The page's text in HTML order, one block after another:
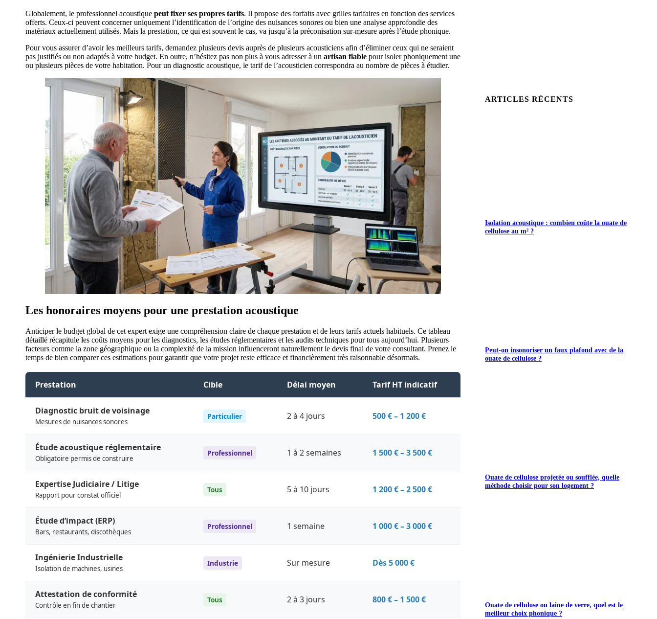
Globalement, le professionnel acoustique peut fixer ses propres tarifs. Il propose des forfaits avec grilles tarifaires en fonction des services
offerts. Ceux-ci peuvent concerner uniquement l’identification de l’origine des nuisances sonores ou bien une analyse approfondie des
matériaux actuellement utilisés. Mais la prestation, ce qui est souvent le cas, va jusqu’à la préconisation sur-mesure après l’étude phonique.
Pour vous assurer d’avoir les meilleurs tarifs, demandez plusieurs devis auprès de plusieurs acousticiens afin d’éliminer ceux qui ne seraient
pas justifiés ou non adaptés à votre budget. En outre, n’hésitez pas non plus à vous adresser à un artisan fiable pour isoler phoniquement une
ou plusieurs pièces de votre habitation. Pour un diagnostic acoustique, le tarif de l’acousticien correspondra au nombre de pièces à étudier.
Les honoraires moyens pour une prestation acoustique
Anticiper le budget global de cet expert exige une compréhension claire de chaque prestation et de leurs tarifs actuels habituels. Ce tableau
détaillé récapitule les coûts moyens pour les diagnostics, les études réglementaires et les audits techniques pour tous aujourd’hui. Plusieurs
facteurs comme la zone géographique ou la complexité de la mission influenceront naturellement le devis final de votre consultant. Prenez le
temps de bien comparer ces estimations pour garantir que votre projet reste efficace et financièrement très raisonnable désormais.
Prestation Cible Délai moyen Tarif HT indicatif
Diagnostic bruit de voisinage
Mesures de nuisances sonores
Particulier 2 à 4 jours 500 € – 1 200 €
Étude acoustique réglementaire
Obligatoire permis de construire
Professionnel 1 à 2 semaines 1 500 € – 3 500 €
Expertise Judiciaire / Litige
Rapport pour constat officiel
Tous 5 à 10 jours 1 200 € – 2 500 €
Étude d’impact (ERP)
Bars, restaurants, discothèques
Professionnel 1 semaine 1 000 € – 3 000 €
Ingénierie Industrielle
Isolation de machines, usines
Industrie Sur mesure Dès 5 000 €
Attestation de conformité
Contrôle en fin de chantier
Tous 2 à 3 jours 800 € – 1 500 €
ARTICLES RÉCENTS
Isolation acoustique : combien coûte la ouate de
cellulose au m² ?
Peut-on insonoriser un faux plafond avec de la
ouate de cellulose ?
Ouate de cellulose projetée ou soufflée, quelle
méthode choisir pour son logement ?
Ouate de cellulose ou laine de verre, quel est le
meilleur choix phonique ?